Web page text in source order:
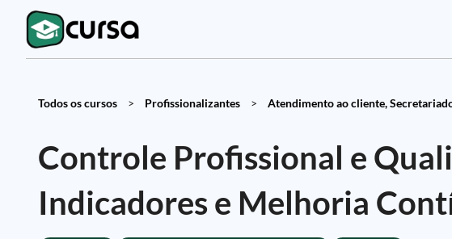
Todos os cursos > Profissionalizantes > Atendimento ao cliente,
Controle Profissional e
Indicadores e Melhoria